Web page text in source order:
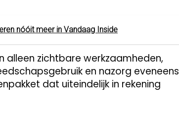
nóóit meer in Vandaag Inside
zichtbare werkzaamheden,
en nazorg eveneens
dat uiteindelijk in rekening